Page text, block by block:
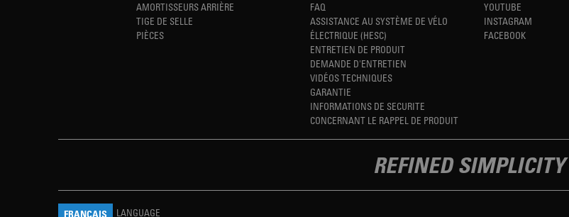
AMORTISSEURS ARRIÈRE
TIGE DE SELLE
PIÈCES
FAQ
ASSISTANCE AU SYSTÈME DE VÉLO
ÉLECTRIQUE (HESC)
ENTRETIEN DE PRODUIT
DEMANDE D'ENTRETIEN
VIDÉOS TECHNIQUES
GARANTIE
INFORMATIONS DE SECURITE
CONCERNANT LE RAPPEL DE PRODUIT
YOUTUBE
INSTAGRAM
FACEBOOK
REFINED SIMPLICITY
FRANÇAIS LANGUAGE